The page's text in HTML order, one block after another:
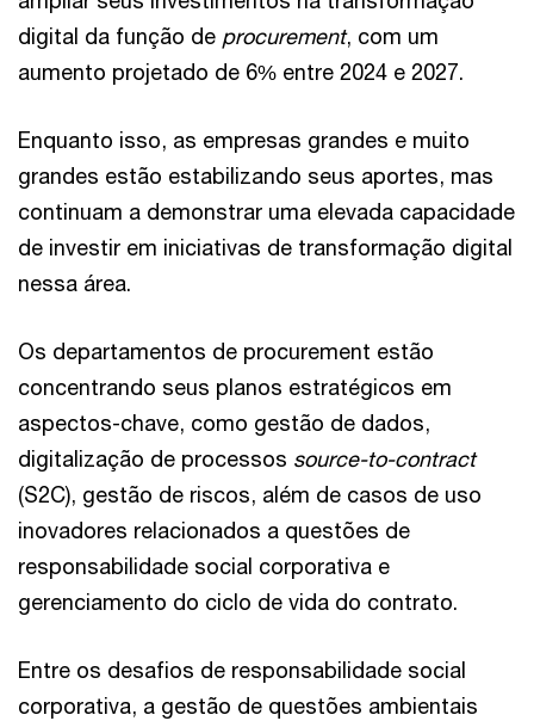
digital da função de procurement, com um
aumento projetado de 6% entre 2024 e 2027.
Enquanto isso, as empresas grandes e muito
grandes estão estabilizando seus aportes, mas
continuam a demonstrar uma elevada capacidade
de investir em iniciativas de transformação digital
nessa área.
Os departamentos de procurement estão
concentrando seus planos estratégicos em
aspectos-chave, como gestão de dados,
digitalização de processos source-to-contract
(S2C), gestão de riscos, além de casos de uso
inovadores relacionados a questões de
responsabilidade social corporativa e
gerenciamento do ciclo de vida do contrato.
Entre os desafios de responsabilidade social
corporativa, a gestão de questões ambientais